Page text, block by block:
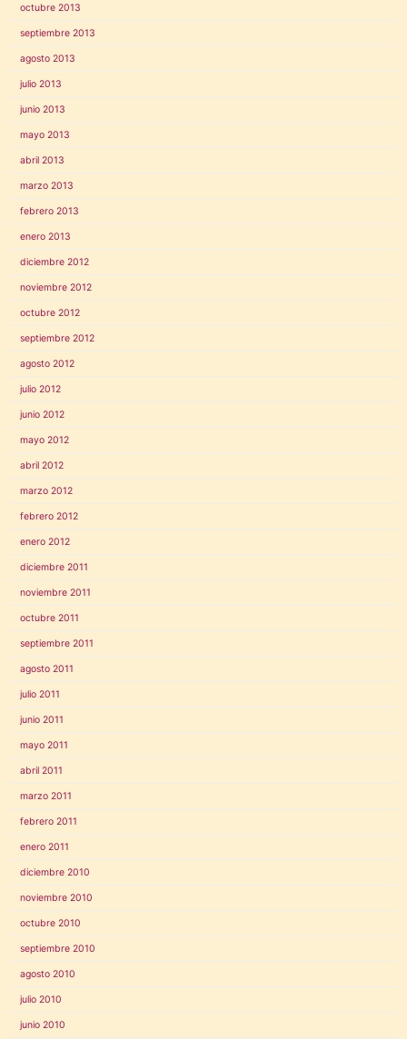
octubre 2013
septiembre 2013
agosto 2013
julio 2013
junio 2013
mayo 2013
abril 2013
marzo 2013
febrero 2013
enero 2013
diciembre 2012
noviembre 2012
octubre 2012
septiembre 2012
agosto 2012
julio 2012
junio 2012
mayo 2012
abril 2012
marzo 2012
febrero 2012
enero 2012
diciembre 2011
noviembre 2011
octubre 2011
septiembre 2011
agosto 2011
julio 2011
junio 2011
mayo 2011
abril 2011
marzo 2011
febrero 2011
enero 2011
diciembre 2010
noviembre 2010
octubre 2010
septiembre 2010
agosto 2010
julio 2010
junio 2010